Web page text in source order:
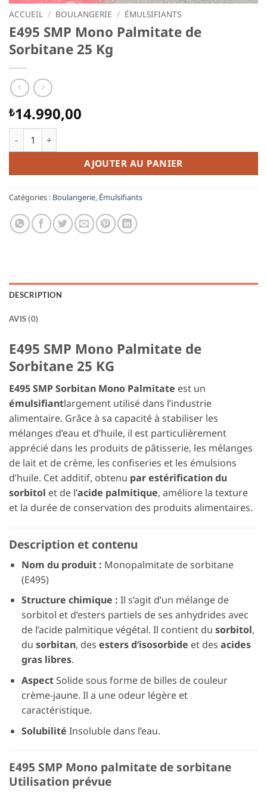
ACCUEIL / BOULANGERIE / ÉMULSIFIANTS
E495 SMP Mono Palmitate de
Sorbitane 25 Kg
₺14.990,00
quantité de E495 SMP Mono Palmitate de Sorbitane 25 Kg
AJOUTER AU PANIER
Catégories : Boulangerie, Émulsifiants
DESCRIPTION
AVIS (0)
E495 SMP Mono Palmitate de
Sorbitane 25 KG
E495 SMP Sorbitan Mono Palmitate est un
émulsifiantlargement utilisé dans l’industrie
alimentaire. Grâce à sa capacité à stabiliser les
mélanges d’eau et d’huile, il est particulièrement
apprécié dans les produits de pâtisserie, les mélanges
de lait et de crème, les confiseries et les émulsions
d’huile. Cet additif, obtenu par estérification du
sorbitol et de l’acide palmitique, améliore la texture
et la durée de conservation des produits alimentaires.
Description et contenu
Nom du produit : Monopalmitate de sorbitane
(E495)
Structure chimique : Il s’agit d’un mélange de
sorbitol et d’esters partiels de ses anhydrides avec
de l’acide palmitique végétal. Il contient du sorbitol,
du sorbitan, des esters d’isosorbide et des acides
gras libres.
AspectSolide sous forme de billes de couleur
crème-jaune. Il a une odeur légère et
caractéristique.
Solubilité Insoluble dans l’eau.
E495 SMP Mono palmitate de sorbitane
Utilisation prévue